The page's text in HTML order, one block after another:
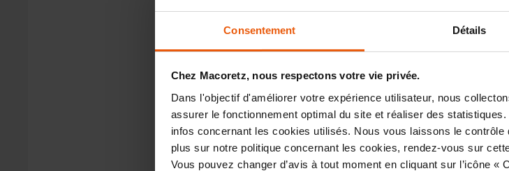
Consentement Détails
Chez Macoretz, nous respectons votre vie privée.
Dans l'objectif d'améliorer votre expérience utilisateur, nous
assurer le fonctionnement optimal du site et réaliser des
infos concernant les cookies utilisés. Nous vous laissons le
plus sur notre politique concernant les cookies, rendez-vous sur
Vous pouvez changer d’avis à tout moment en cliquant sur l’icône
Plan d'une extension en bois de 33 m comprenant 1
entrée.